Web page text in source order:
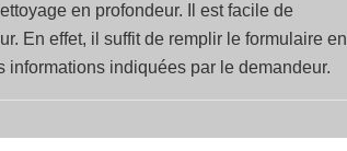
en profondeur. Il est facile de
En effet, il suffit de remplir le formulaire en
informations indiquées par le demandeur.